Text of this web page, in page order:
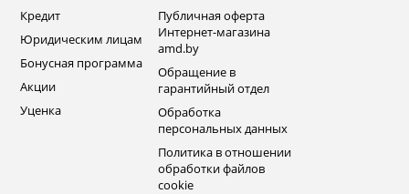
Кредит
Юридическим лицам
Бонусная программа
Акции
Уценка
Публичная оферта
Интернет-магазина
amd.by
Обращение в
гарантийный отдел
Обработка
персональных данных
Политика в отношении
обработки файлов
cookie